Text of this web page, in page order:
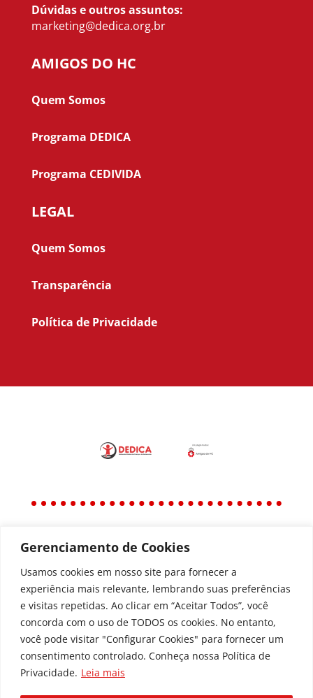
Gerenciamento de Cookies
Usamos cookies em nosso site para fornecer a
experiência mais relevante, lembrando suas preferências
e visitas repetidas. Ao clicar em “Aceitar Todos”, você
concorda com o uso de TODOS os cookies. No entanto,
você pode visitar "Configurar Cookies" para fornecer um
consentimento controlado. Conheça nossa Política de
Privacidade. Leia mais
Dúvidas e outros assuntos:
marketing@dedica.org.br
AMIGOS DO HC
Quem Somos
Programa DEDICA
Programa CEDIVIDA
LEGAL
Quem Somos
Transparência
Política de Privacidade
Política
Política de Privacidade
Política de Acessibilidade
Todos os Direitos Reservados © | Associação dos
Amigos do Hospital de Clínicas ®
Av. Agostinho Leão Jr, 336 – Alto da Glória, 80030-